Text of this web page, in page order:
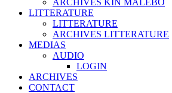
ARCHIVES KIN MALEBO
LITTERATURE
LITTERATURE
ARCHIVES LITTERATURE
MEDIAS
AUDIO
LOGIN
ARCHIVES
CONTACT